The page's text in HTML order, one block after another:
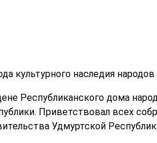
культурного наследия
Республиканского дома
Приветствовал всех
Удмуртской